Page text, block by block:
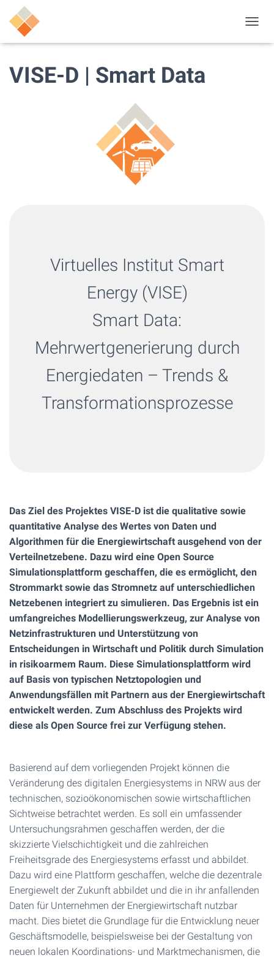
A
VISE-D | Smart Data
Virtuelles Institut Smart
Energy (VISE)
Smart Data:
Mehrwertgenerierung durch
Energiedaten – Trends &
Transformationsprozesse
Das Ziel des Projektes VISE-D ist die qualitative sowie
quantitative Analyse des Wertes von Daten und
Algorithmen für die Energiewirtschaft ausgehend von der
Verteilnetzebene. Dazu wird eine Open Source
Simulationsplattform geschaffen, die es ermöglicht, den
Strommarkt sowie das Stromnetz auf unterschiedlichen
Netzebenen integriert zu simulieren. Das Ergebnis ist ein
umfangreiches Modellierungswerkzeug, zur Analyse von
Netzinfrastrukturen und Unterstützung von
Entscheidungen in Wirtschaft und Politik durch Simulation
in risikoarmem Raum. Diese Simulationsplattform wird
auf Basis von typischen Netztopologien und
Anwendungsfällen mit Partnern aus der Energiewirtschaft
entwickelt werden. Zum Abschluss des Projekts wird
diese als Open Source frei zur Verfügung stehen.
Basierend auf dem vorliegenden Projekt können die
Veränderung des digitalen Energiesystems in NRW aus der
technischen, sozioökonomischen sowie wirtschaftlichen
Sichtweise betrachtet werden. Es soll ein umfassender
Untersuchungsrahmen geschaffen werden, der die
skizzierte Vielschichtigkeit und die zahlreichen
Freiheitsgrade des Energiesystems erfasst und abbildet.
Dazu wird eine Plattform geschaffen, welche die dezentrale
Energiewelt der Zukunft abbildet und die in ihr anfallenden
Daten für Unternehmen der Energiewirtschaft nutzbar
macht. Dies bietet die Grundlage für die Entwicklung neuer
Geschäftsmodelle, beispielsweise bei der Gestaltung von
neuen lokalen Koordinations- und Marktmechanismen, die